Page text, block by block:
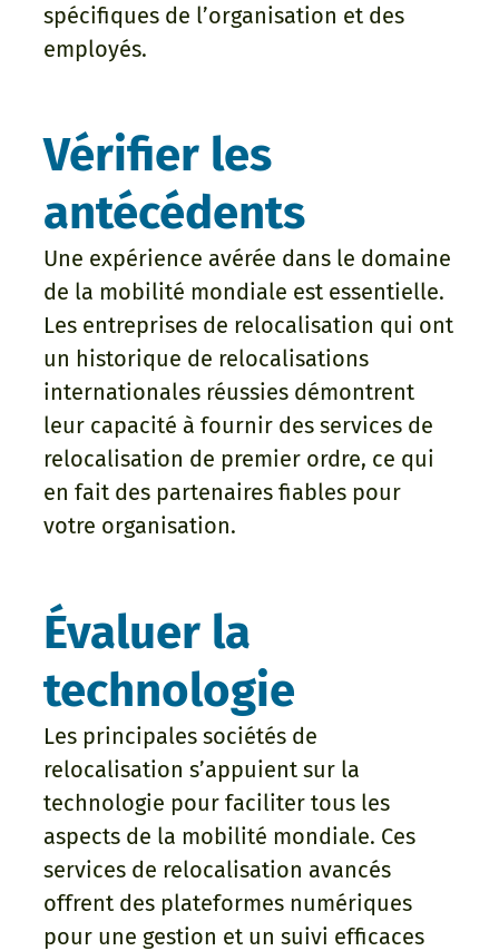
spécifiques de l’organisation et des
employés.
Vérifier les
antécédents
Une expérience avérée dans le domaine
de la mobilité mondiale est essentielle.
Les entreprises de relocalisation qui ont
un historique de relocalisations
internationales réussies démontrent
leur capacité à fournir des services de
relocalisation de premier ordre, ce qui
en fait des partenaires fiables pour
votre organisation.
Évaluer la
technologie
Les principales sociétés de
relocalisation s’appuient sur la
technologie pour faciliter tous les
aspects de la mobilité mondiale. Ces
services de relocalisation avancés
offrent des plateformes numériques
pour une gestion et un suivi efficaces